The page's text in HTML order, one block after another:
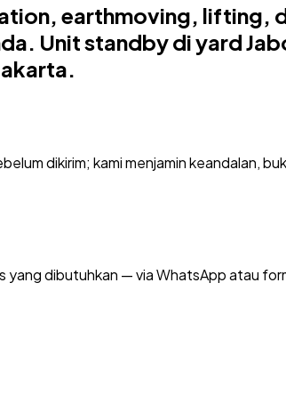
earthmoving, lifting,
Unit standby di yard
dikirim; kami menjamin keandalan,
dibutuhkan — via WhatsApp atau